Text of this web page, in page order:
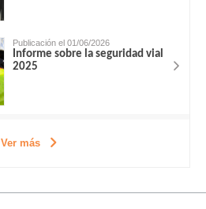
Publicación el 01/06/2026
Informe sobre la seguridad vial
2025
Ver más